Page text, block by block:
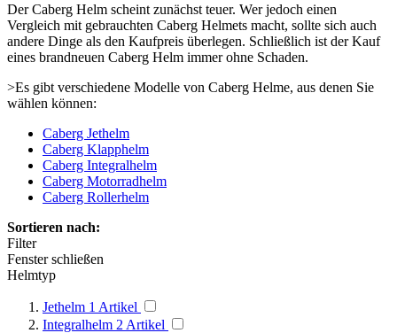
Der Caberg Helm scheint zunächst teuer. Wer jedoch einen
Vergleich mit gebrauchten Caberg Helmets macht, sollte sich auch
andere Dinge als den Kaufpreis überlegen. Schließlich ist der Kauf
eines brandneuen Caberg Helm immer ohne Schaden.
>Es gibt verschiedene Modelle von Caberg Helme, aus denen Sie
wählen können:
Caberg Jethelm
Caberg Klapphelm
Caberg Integralhelm
Caberg Motorradhelm
Caberg Rollerhelm
Sortieren nach:
Filter
Fenster schließen
Helmtyp
Jethelm 1 Artikel
Integralhelm 2 Artikel